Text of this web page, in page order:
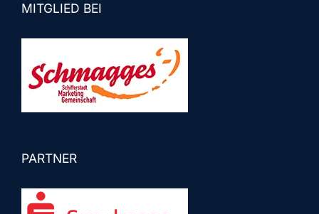
MITGLIED BEI
PARTNER